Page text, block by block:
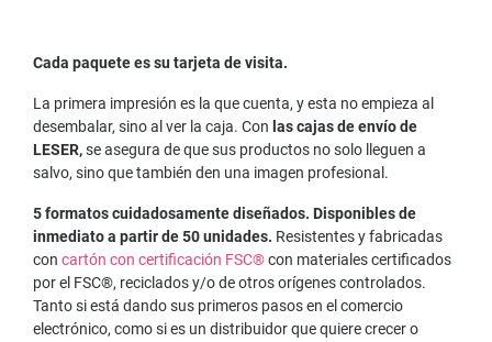
Cada paquete es su tarjeta de visita.
La primera impresión es la que cuenta, y esta no empieza al
desembalar, sino al ver la caja. Con las cajas de envío de
LESER,se asegura de que sus productos no solo lleguen a
salvo, sino que también den una imagen profesional.
5 formatos cuidadosamente diseñados. Disponibles de
inmediato a partir de 50 unidades. Resistentes y fabricadas
con cartón con certificación FSC®con materiales certificados
por el FSC®, reciclados y/o de otros orígenes controlados.
Tanto si está dando sus primeros pasos en el comercio
electrónico, como si es un distribuidor que quiere crecer o